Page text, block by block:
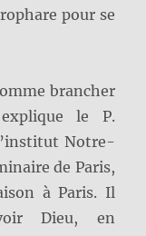
pour se
brancher
le P.
Notre-
de Paris,
à Paris. Il
Dieu, en